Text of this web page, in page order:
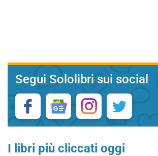
Segui Sololibri sui social
I libri più cliccati oggi